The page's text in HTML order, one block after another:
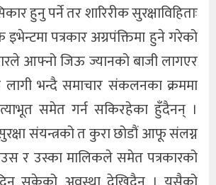
हुनु पर्ने तर शारिरीक सुरक्षाविहिताः
पत्रकार अग्रपंक्तिमा हुने गरेको
आफ्नो जिऊ ज्यानको बाजी लागएर
लागी भन्दै समाचार संकलनका क्रममा
समेत गर्न सकिरहेका हुँदैनन् ।
संयन्त्रको त कुरा छोडौं आफू संलग्न
र उस्का मालिकले समेत पत्रकारको